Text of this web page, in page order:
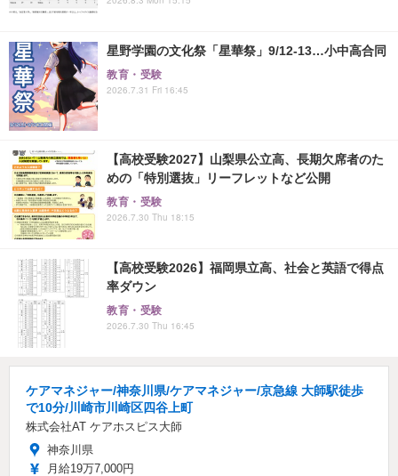
星野学園の文化祭「星華祭」9/12-13…小中高合同
教育・受験
2026.7.31 Fri 16:45
【高校受験2027】山梨県公立高、長期欠席者のた
めの「特別選抜」リーフレットなど公開
教育・受験
2026.7.30 Thu 18:15
【高校受験2026】福岡県立高、社会と英語で得点
率ダウン
教育・受験
2026.7.30 Thu 16:45
ケアマネジャー/神奈川県/ケアマネジャー/京急線 大師駅徒歩
で10分/川崎市川崎区四谷上町
株式会社AT ケアホスピス大師
神奈川県
月給19万7,000円